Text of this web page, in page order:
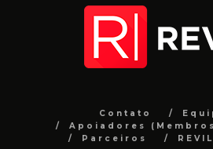
Contato
Apoiadores
Parceiros